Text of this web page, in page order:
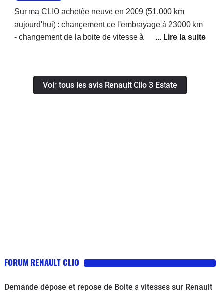
Sur ma CLIO achetée neuve en 2009 (51.000 km
aujourd'hui) : changement de l'embrayage à 23000 km
- changement de la boite de vitesse à 49500 km.j'ai le
emmenés à plus de 100000 km avant de les revendre.
Je pense que RENAULT m'a vendu une voiture
Voir tous les avis Renault Clio 3 Estate
FORUM RENAULT CLIO
Demande dépose et repose de Boite a vitesses sur Renault